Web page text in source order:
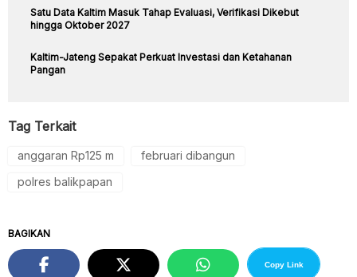
Satu Data Kaltim Masuk Tahap Evaluasi, Verifikasi Dikebut
hingga Oktober 2027
Kaltim-Jateng Sepakat Perkuat Investasi dan Ketahanan
Pangan
Tag Terkait
anggaran Rp125 m
februari dibangun
polres balikpapan
BAGIKAN
Copy Link